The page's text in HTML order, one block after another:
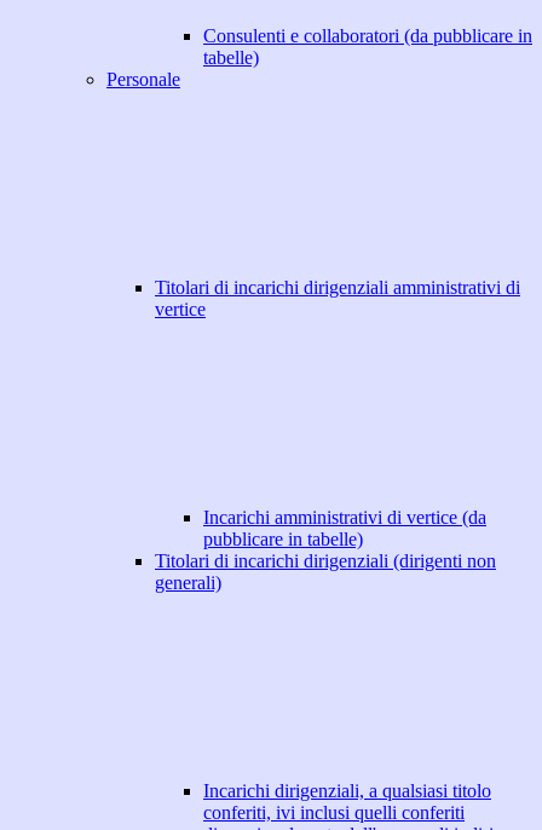
Consulenti e collaboratori (da pubblicare in
tabelle)
Personale
Titolari di incarichi dirigenziali amministrativi di
vertice
Incarichi amministrativi di vertice (da
pubblicare in tabelle)
Titolari di incarichi dirigenziali (dirigenti non
generali)
Incarichi dirigenziali, a qualsiasi titolo
conferiti, ivi inclusi quelli conferiti